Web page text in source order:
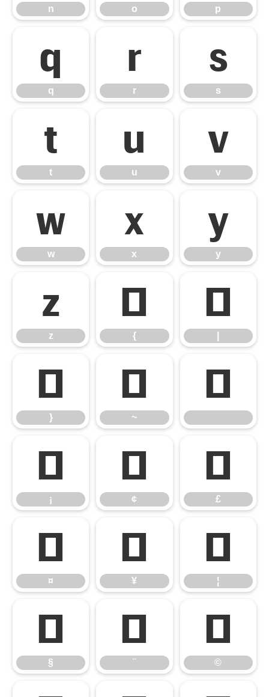
n o p
q
q
r
r
s
s
t
t
u
u
v
v
w
w
x
x
y
y
z
z
{
{
|
}
}
~
~
¡
¡
¢
¢
£
£
¤
¤
¥
¥
¦
¦
§
§
¨
¨
©
©